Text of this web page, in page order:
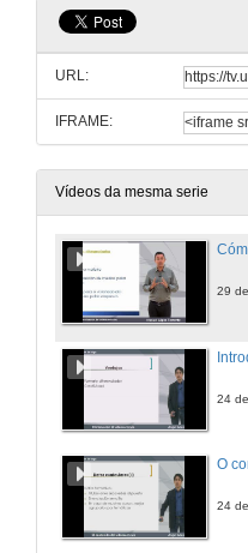
URL:
IFRAME:
Vídeos da mesma serie
29
24
O
24